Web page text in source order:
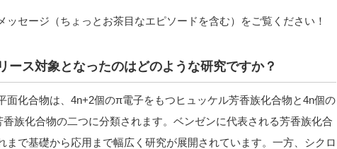
ッセージ（ちょっとお茶目なエピソードを含む）をご覧ください！
ース対象となったのはどのような研究ですか？
面化合物は、4n+2個のπ電子をもつヒュッケル芳香族化合物と4n個の
族化合物の二つに分類されます。ベンゼンに代表される芳香族化合
まで基礎から応用まで幅広く研究が展開されています。一方、シクロ